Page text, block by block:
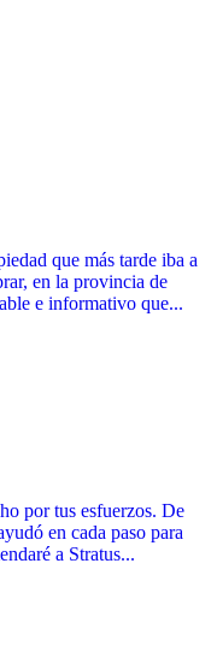
que más tarde iba a
en la provincia de
e informativo que...
por tus esfuerzos. De
en cada paso para
a Stratus...